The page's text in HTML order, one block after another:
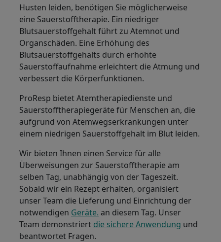
Husten leiden, benötigen Sie möglicherweise
eine Sauerstofftherapie. Ein niedriger
Blutsauerstoffgehalt führt zu Atemnot und
Organschäden. Eine Erhöhung des
Blutsauerstoffgehalts durch erhöhte
Sauerstoffaufnahme erleichtert die Atmung und
verbessert die Körperfunktionen.
ProResp bietet Atemtherapiedienste und
Sauerstofftherapiegeräte für Menschen an, die
aufgrund von Atemwegserkrankungen unter
einem niedrigen Sauerstoffgehalt im Blut leiden.
Wir bieten Ihnen einen Service für alle
Überweisungen zur Sauerstofftherapie am
selben Tag, unabhängig von der Tageszeit.
Sobald wir ein Rezept erhalten, organisiert
unser Team die Lieferung und Einrichtung der
notwendigen Geräte. an diesem Tag. Unser
Team demonstriert die sichere Anwendung und
beantwortet Fragen.